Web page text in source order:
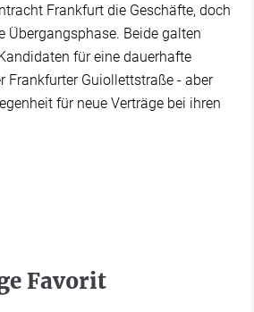
Frankfurt die Geschäfte, doch
Übergangsphase. Beide galten
für eine dauerhafte
Frankfurter Guiollettstraße - aber
für neue Verträge bei ihren
Favorit